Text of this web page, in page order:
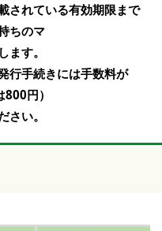
れている有効期限まで
ちのマ
す。
続きには手数料が
円）
い。